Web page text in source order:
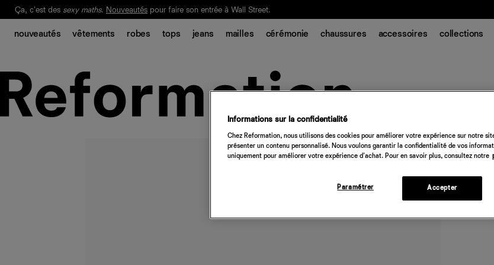
Notre Bilan Responsable 2025 est ici. Lisez-le
Ça, c'est des sexy maths. Nouveautés pour faire son entrée à Wall Street.
nouveautés vêtements robes tops jeans mailles cérémonie chaussures accessoires collections
Top
Quantité
Informations sur la confidentialité
Chez Reformation, nous utilisons des cookies pour améliorer votre expérience sur notre
présenter un contenu personnalisé. Nous voulons garantir la confidentialité de vos
uniquement pour améliorer votre expérience d'achat. Pour en savoir plus, consultez notre
Paramétrer Accepter